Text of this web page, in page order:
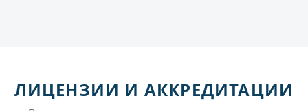
ЛИЦЕНЗИИ И АККРЕДИТАЦИИ